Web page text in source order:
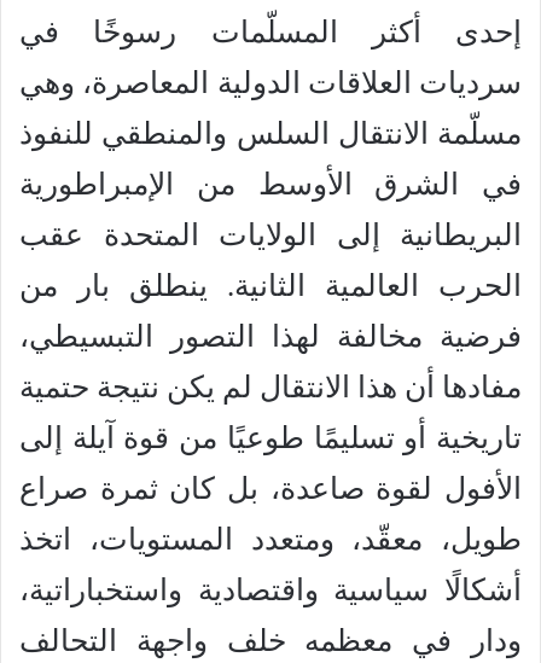
إحدى أكثر المسلّمات رسوخًا في
سرديات العلاقات الدولية المعاصرة، وهي
مسلّمة الانتقال السلس والمنطقي للنفوذ
في الشرق الأوسط من الإمبراطورية
البريطانية إلى الولايات المتحدة عقب
الحرب العالمية الثانية. ينطلق بار من
فرضية مخالفة لهذا التصور التبسيطي،
مفادها أن هذا الانتقال لم يكن نتيجة حتمية
تاريخية أو تسليمًا طوعيًا من قوة آيلة إلى
الأفول لقوة صاعدة، بل كان ثمرة صراع
طويل، معقّد، ومتعدد المستويات، اتخذ
أشكالًا سياسية واقتصادية واستخباراتية،
ودار في معظمه خلف واجهة التحالف